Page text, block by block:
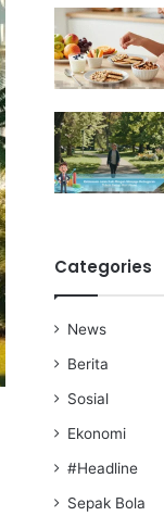
Categories
News
Berita
Sosial
Ekonomi
#Headline
Sepak Bola